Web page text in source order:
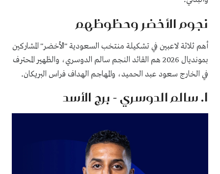
نجوم الأخضر وحظوظهم
أهم ثلاثة لاعبين في تشكيلة منتخب السعودية "الأخضر" المشاركين
بمونديال 2026 هم القائد النجم سالم الدوسري، والظهير المحترف
في الخارج سعود عبد الحميد، والمهاجم الهداف فراس البريكان.
1. سالم الدوسري - برج الأسد